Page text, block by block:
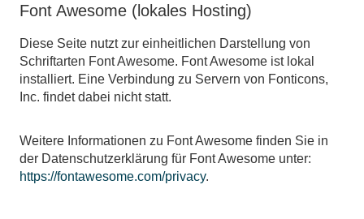
Font Awesome (lokales Hosting)
Diese Seite nutzt zur einheitlichen Darstellung von
Schriftarten Font Awesome. Font Awesome ist lokal
installiert. Eine Verbindung zu Servern von Fonticons,
Inc. findet dabei nicht statt.
Weitere Informationen zu Font Awesome finden Sie in
der Datenschutzerklärung für Font Awesome unter:
https://fontawesome.com/privacy.